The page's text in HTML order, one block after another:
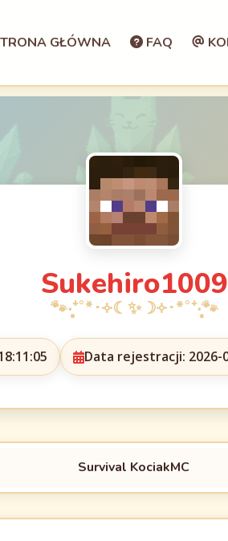
GŁÓWNA FAQ
Sukehiro1009
Data rejestracji: 2026-
Survival KociakMC